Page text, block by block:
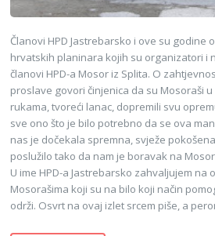
Članovi HPD Jastrebarsko i ove su godine
hrvatskih planinara kojih su organizatori i
članovi HPD-a Mosor iz Splita. O
proslave govori činjenica da su Mosoraši
rukama, tvoreći lanac, dopremili svu
sve ono što je bilo potrebno da se ova
nas je dočekala spremna, svježe
poslužilo tako da nam je boravak na
U ime HPD-a Jastrebarsko zahvaljujem na
Mosorašima koji su na bilo koji način
održi. Osvrt na ovaj izlet srcem piše, a